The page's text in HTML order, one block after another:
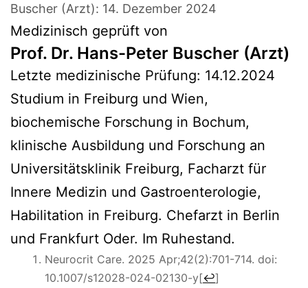
Buscher (Arzt): 14. Dezember 2024
Medizinisch geprüft von
Prof. Dr. Hans-Peter Buscher (Arzt)
Letzte medizinische Prüfung: 14.12.2024
Studium in Freiburg und Wien,
biochemische Forschung in Bochum,
klinische Ausbildung und Forschung an
Universitätsklinik Freiburg, Facharzt für
Innere Medizin und Gastroenterologie,
Habilitation in Freiburg. Chefarzt in Berlin
und Frankfurt Oder. Im Ruhestand.
Neurocrit Care. 2025 Apr;42(2):701-714. doi:
10.1007/s12028-024-02130-y[↩]